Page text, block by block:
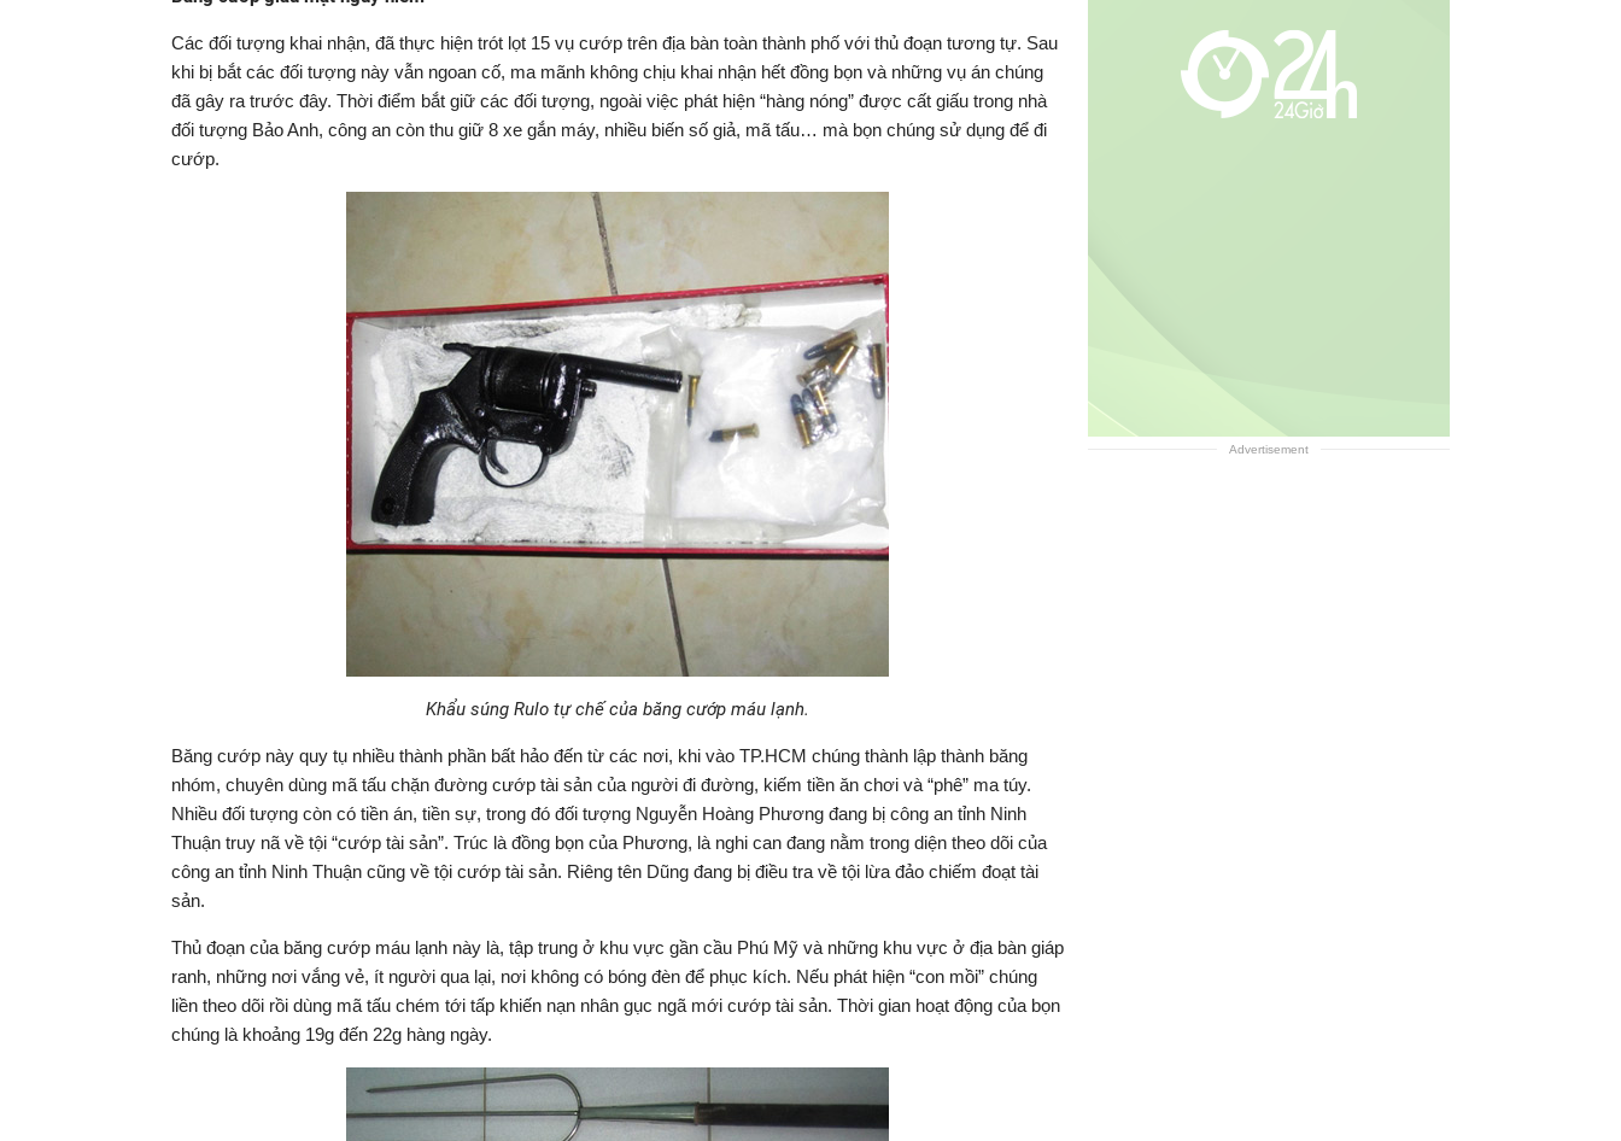
Các đối tượng khai nhận, đã thực hiện trót lọt 15 vụ cướp trên địa bàn toàn thành phố với thủ đoạn tương tự. Sau
khi bị bắt các đối tượng này vẫn ngoan cố, ma mãnh không chịu khai nhận hết đồng bọn và những vụ án chúng
đã gây ra trước đây. Thời điểm bắt giữ các đối tượng, ngoài việc phát hiện “hàng nóng” được cất giấu trong nhà
đối tượng Bảo Anh, công an còn thu giữ 8 xe gắn máy, nhiều biến số giả, mã tấu… mà bọn chúng sử dụng để đi
cướp.
Khẩu súng Rulo tự chế của băng cướp máu lạnh.
Băng cướp này quy tụ nhiều thành phần bất hảo đến từ các nơi, khi vào TP.HCM chúng thành lập thành băng
nhóm, chuyên dùng mã tấu chặn đường cướp tài sản của người đi đường, kiếm tiền ăn chơi và “phê” ma túy.
Nhiều đối tượng còn có tiền án, tiền sự, trong đó đối tượng Nguyễn Hoàng Phương đang bị công an tỉnh Ninh
Thuận truy nã về tội “cướp tài sản”. Trúc là đồng bọn của Phương, là nghi can đang nằm trong diện theo dõi của
công an tỉnh Ninh Thuận cũng về tội cướp tài sản. Riêng tên Dũng đang bị điều tra về tội lừa đảo chiếm đoạt tài
sản.
Thủ đoạn của băng cướp máu lạnh này là, tập trung ở khu vực gần cầu Phú Mỹ và những khu vực ở địa bàn giáp
ranh, những nơi vắng vẻ, ít người qua lại, nơi không có bóng đèn để phục kích. Nếu phát hiện “con mồi” chúng
liền theo dõi rồi dùng mã tấu chém tới tấp khiến nạn nhân gục ngã mới cướp tài sản. Thời gian hoạt động của bọn
chúng là khoảng 19g đến 22g hàng ngày.
Advertisement